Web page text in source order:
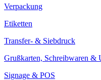
Verpackung
Etiketten
Transfer- & Siebdruck
Grußkarten, Schreibwaren &
Signage & POS